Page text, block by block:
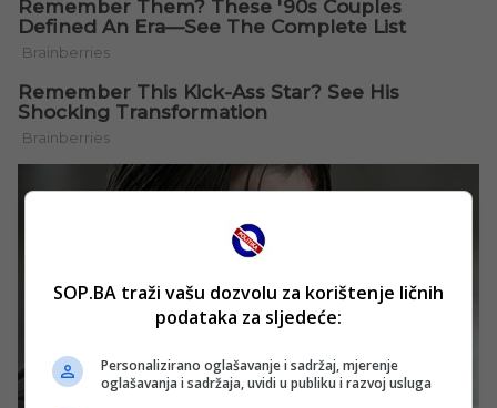
SOP.BA traži vašu dozvolu za korištenje ličnih
podataka za sljedeće:
Personalizirano oglašavanje i sadržaj, mjerenje
oglašavanja i sadržaja, uvidi u publiku i razvoj usluga